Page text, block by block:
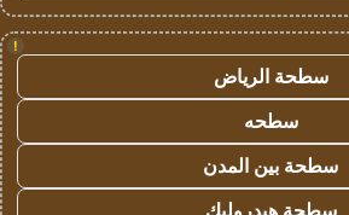
!
سطحة الرياض
سطحه
سطحة بين المدن
سطحة هيدروليك